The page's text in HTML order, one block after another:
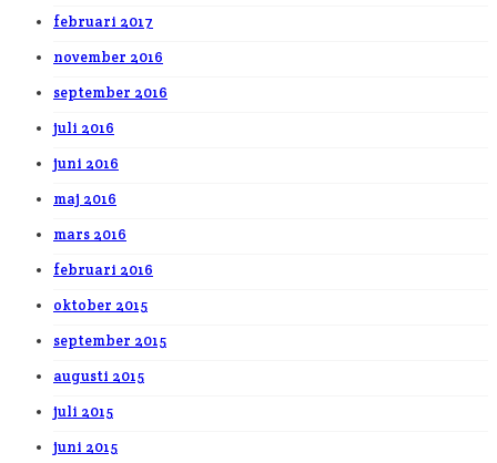
februari 2017
november 2016
september 2016
juli 2016
juni 2016
maj 2016
mars 2016
februari 2016
oktober 2015
september 2015
augusti 2015
juli 2015
juni 2015